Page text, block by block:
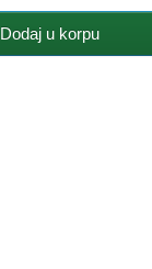
Dodaj u korpu